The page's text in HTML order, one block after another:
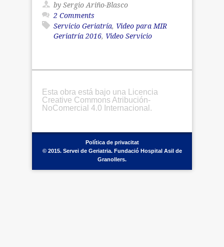
by Sergio Ariño-Blasco
2 Comments
Servicio Geriatría, Video para MIR
Geriatría 2016, Video Servicio
Esta obra está bajo una Licencia
Creative Commons Atribución-
NoComercial 4.0 Internacional.
Política de privacitat
© 2015. Servei de Geriatria. Fundació Hospital Asil de
Granollers.